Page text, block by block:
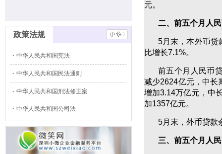
政策法规
中华人民共和国宪法
中华人民共和国民法通则
中华人民共和国刑法修正案
中华人民共和国公司法
元。
二、前五个月人
5月末，本外币贷
比增长7.1%。
前五个月人民币
减少2624亿元，中长
增加3.14万亿元，中
加1357亿元。
5月末，外币贷款
三、前五个月人